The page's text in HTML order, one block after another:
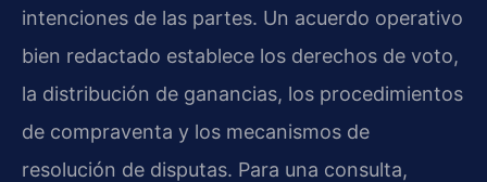
intenciones de las partes. Un acuerdo operativo
bien redactado establece los derechos de voto,
la distribución de ganancias, los procedimientos
de compraventa y los mecanismos de
resolución de disputas. Para una consulta,